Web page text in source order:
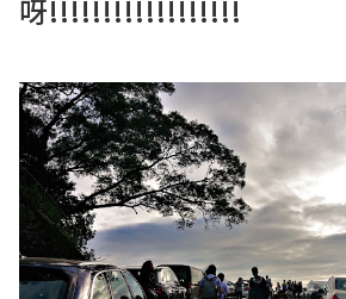
呀!!!!!!!!!!!!!!!!!!